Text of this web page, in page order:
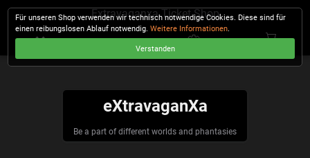
Extravaganxa Ticket Shop
eXtravaganXa
Be a part of different worlds and phantasies
Für unseren Shop verwenden wir technisch notwendige Cookies. Diese sind für
einen reibungslosen Ablauf notwendig.Weitere Informationen.
Verstanden